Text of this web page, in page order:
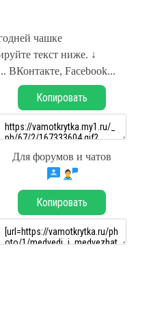
чашке
текст ниже. ↓
ВКонтакте, Facebook...
Копировать
Для форумов и чатов
Копировать